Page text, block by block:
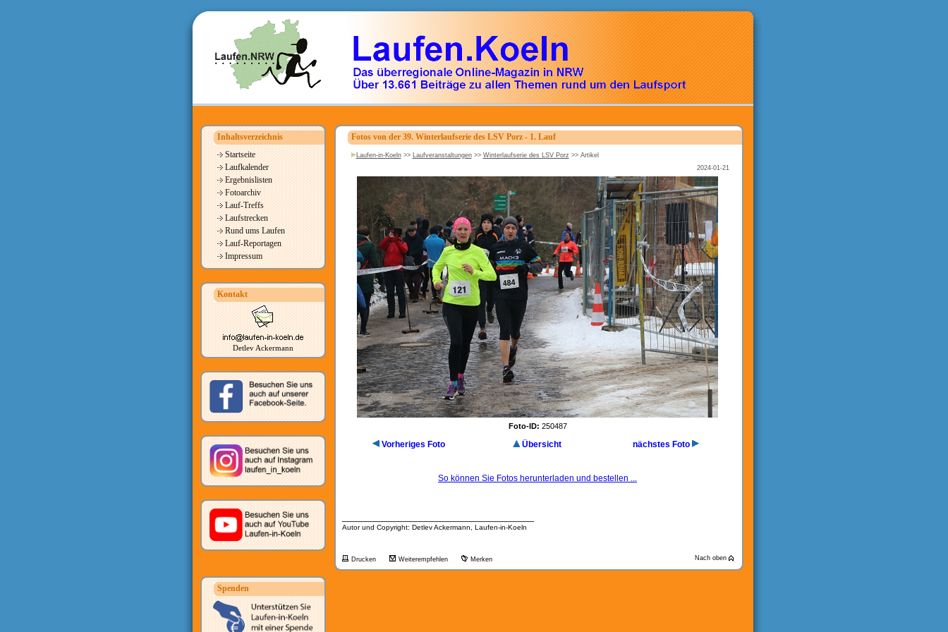
Inhaltsverzeichnis
Startseite
Laufkalender
Ergebnislisten
Fotoarchiv
Lauf-Treffs
Laufstrecken
Rund ums Laufen
Lauf-Reportagen
Impressum
Kontakt
Detlev Ackermann
Spenden
Fotos von der 39. Winterlaufserie des LSV Porz - 1. Lauf
Laufen-in-Koeln>> Laufveranstaltungen>> Winterlaufserie des LSV Porz >> Artikel
2024-01-21
Foto-ID: 250487
Vorheriges Foto Übersicht nächstes Foto
So können Sie Fotos herunterladen und bestellen ...
Autor und Copyright: Detlev Ackermann, Laufen-in-Koeln
Drucken Weiterempfehlen Merken Nach oben